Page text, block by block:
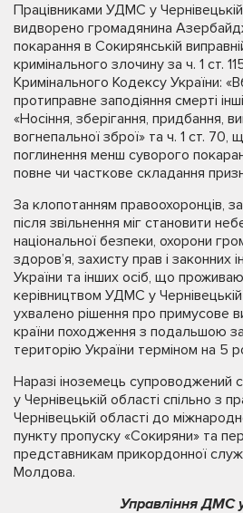
Працівниками УДМС у
видворено громадянина
покарання в Сокирянській
кримінального злочину за ч. 1 ст.
Кримінального Кодексу України:
протиправне заподіяння смерті
«Носіння, зберігання, придбання,
вогнепальної зброї» та ч. 1 ст.
поглинення менш суворого
повне чи часткове складання
За клопотанням правоохоронців,
після звільнення міг становити
національної безпеки, охорони
здоров’я, захисту прав і законних
України та інших осіб, що
керівництвом УДМС у
ухвалено рішення про примусове
країни походження з подальшою
територію України терміном на 5
Наразі іноземець супроводжений
у Чернівецькій області спільно з
Чернівецькій області до
пункту пропуску «Сокиряни» та
представникам прикордонної
Молдова.
Управління ДМС у